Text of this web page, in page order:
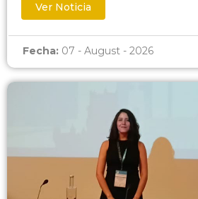
Ver Noticia
Fecha: 07 - August - 2026